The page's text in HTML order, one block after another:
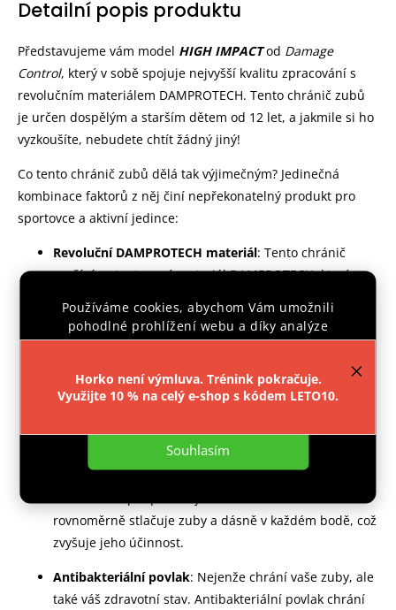
Používáme cookies, abychom Vám umožnili
pohodlné prohlížení webu a díky analýze
provozu webu neustále zlepšovali jeho funkce,
Nastavení
Souhlasím
Horko není výmluva. Trénink pokračuje.
Využijte 10 % na celý e-shop s kódem LETO10.
Detailní popis produktu
Představujeme vám model HIGH IMPACT od Damage
Control, který v sobě spojuje nejvyšší kvalitu zpracování s
revolučním materiálem DAMPROTECH. Tento chránič zubů
je určen dospělým a starším dětem od 12 let, a jakmile si ho
vyzkoušíte, nebudete chtít žádný jiný!
Co tento chránič zubů dělá tak výjimečným? Jedinečná
kombinace faktorů z něj činí nepřekonatelný produkt pro
sportovce a aktivní jedince:
Revoluční DAMPROTECH materiál: Tento chránič
využívá patentovaný materiál DAMPROTECH, který se
znamená, že si ho můžete snadno formovat, abyste
dosáhli dokonalého střihu a výjimečného pohodlí.
Absorbce nárazů: HIGH IMPACT chrání vaše zuby a
dásně tím, že absorbuje až o 150 % více síly úderů než
svým oblíbeným aktivitám s větším klidem.
Anatomický tvar: Chránič má anatomický tvar, který
rovnoměrně stlačuje zuby a dásně v každém bodě, což
zvyšuje jeho účinnost.
Antibakteriální povlak: Nejenže chrání vaše zuby, ale
také váš zdravotní stav. Antibakteriální povlak chrání